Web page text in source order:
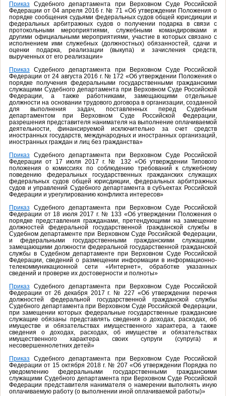
Приказ Судебного департамента при Верховном Суде Российской
Федерации от 04 апреля 2016 г. № 71 «Об утверждении Положения о
порядке сообщения судьями федеральных судов общей юрисдикции и
федеральных арбитражных судов о получении подарка в связи с
протокольными мероприятиями, служебными командировками и
другими официальными мероприятиями, участие в которых связано с
исполнением ими служебных (должностных) обязанностей, сдачи и
оценки подарка, реализации (выкупа) и зачисления средств,
вырученных от его реализации»
Приказ Судебного департамента при Верховном Суде Российской
Федерации от 24 августа 2016 г. № 172 «Об утверждении Положения о
порядке получения федеральными государственными гражданскими
служащими Судебного департамента при Верховном Суде Российской
Федерации, а также работниками, замещающими отдельные
должности на основании трудового договора в организации, созданной
для выполнения задач, поставленных перед Судебным
департаментом при Верховном Суде Российской Федерации,
разрешения представителя нанимателя на выполнение оплачиваемой
деятельности, финансируемой исключительно за счет средств
иностранных государств, международных и иностранных организаций,
иностранных граждан и лиц без гражданства»
Приказ Судебного департамента при Верховном Суде Российской
Федерации от 17 июля 2017 г. № 132 «Об утверждении Типового
положения о комиссиях по соблюдению требований к служебному
поведению федеральных государственных гражданских служащих
федеральных судов общей юрисдикции, федеральных арбитражных
судов и управлений Судебного департамента в субъектах Российской
Федерации и урегулированию конфликта интересов»
Приказ Судебного департамента при Верховном Суде Российской
Федерации от 18 июля 2017 г. № 133 «Об утверждении Положения о
порядке представления гражданами, претендующими на замещение
должностей федеральной государственной гражданской службы в
Судебном департаменте при Верховном Суде Российской Федерации,
и федеральными государственными гражданскими служащими,
замещающими должности федеральной государственной гражданской
службы в Судебном департаменте при Верховном Суде Российской
Федерации, сведений о размещении информации в информационно-
телекоммуникационной сети «Интернет», обработке указанных
сведений и проверке их достоверности и полноты»
Приказ Судебного департамента при Верховном Суде Российской
Федерации от 26 декабря 2017 г. № 227 «Об утверждении перечня
должностей федеральной государственной гражданской службы
Судебного департамента при Верховном Суде Российской Федерации,
при замещении которых федеральные государственные гражданские
служащие обязаны представлять сведения о доходах, расходах, об
имуществе и обязательствах имущественного характера, а также
сведения о доходах, расходах, об имуществе и обязательствах
имущественного характера своих супруги (супруга) и
несовершеннолетних детей»
Приказ Судебного департамента при Верховном Суде Российской
Федерации от 15 октября 2018 г. № 207 «Об утверждении Порядка по
уведомлению федеральными государственными гражданскими
служащими Судебного департамента при Верховном Суде Российской
Федерации представителя нанимателя о намерении выполнять иную
оплачиваемую работу (о выполнении иной оплачиваемой работы)»